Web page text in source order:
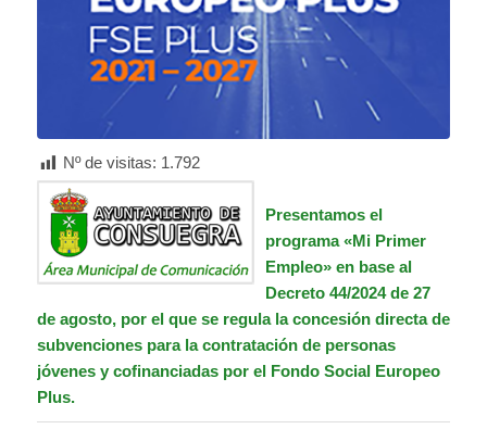
Nº de visitas: 1.792
Presentamos el
programa «Mi Primer
Empleo» en base al
Decreto 44/2024 de 27
de agosto, por el que se regula la concesión directa de
subvenciones para la contratación de personas
jóvenes y cofinanciadas por el
Fondo Social Europeo
Plus.